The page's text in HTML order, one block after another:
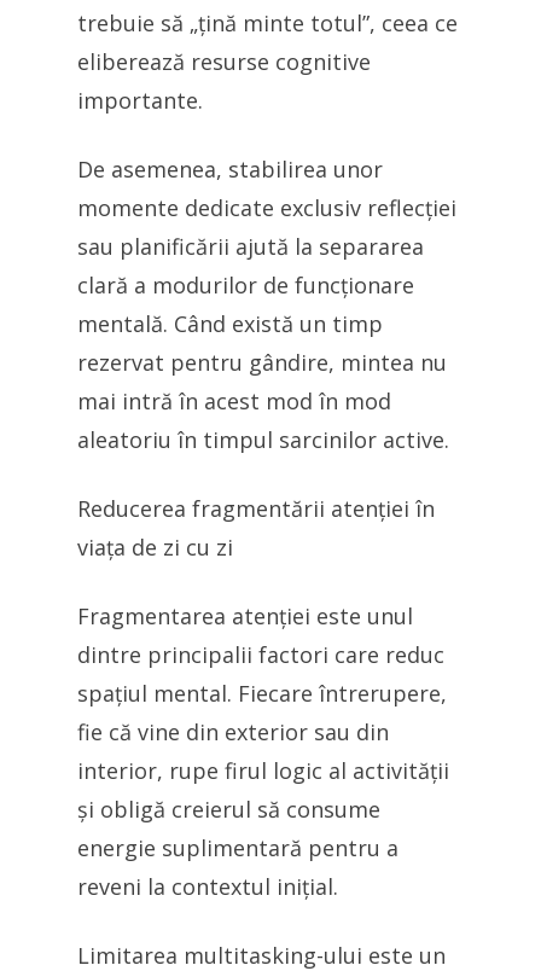
trebuie să „țină minte totul”, ceea ce
eliberează resurse cognitive
importante.
De asemenea, stabilirea unor
momente dedicate exclusiv reflecției
sau planificării ajută la separarea
clară a modurilor de funcționare
mentală. Când există un timp
rezervat pentru gândire, mintea nu
mai intră în acest mod în mod
aleatoriu în timpul sarcinilor active.
Reducerea fragmentării atenției în
viața de zi cu zi
Fragmentarea atenției este unul
dintre principalii factori care reduc
spațiul mental. Fiecare întrerupere,
fie că vine din exterior sau din
interior, rupe firul logic al activității
și obligă creierul să consume
energie suplimentară pentru a
reveni la contextul inițial.
Limitarea multitasking-ului este un